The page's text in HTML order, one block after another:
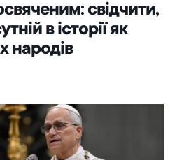
свідчити,
в історії як
народів